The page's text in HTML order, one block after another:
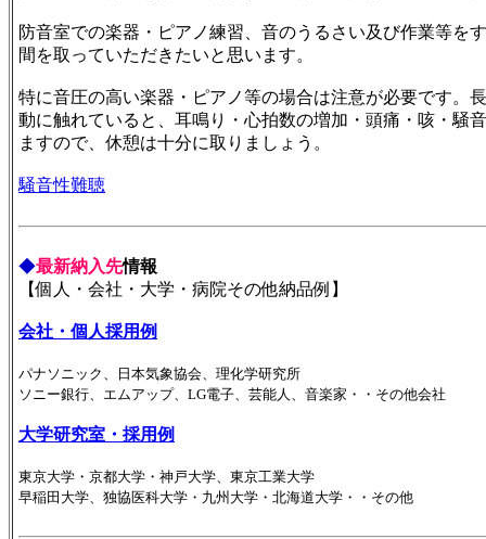
防音室での楽器・ピアノ練習、音のうるさい及び作業等を
間を取っていただきたいと思います。
特に音圧の高い楽器・ピアノ等の場合は注意が必要です。
動に触れていると、耳鳴り・心拍数の増加・頭痛・咳・騒
ますので、休憩は十分に取りましょう。
騒音性難聴
◆最新納入先情報
【個人・会社・大学・病院その他納品例】
会社・個人採用例
パナソニック、日本気象協会、理化学研究所
ソニー銀行、エムアップ、LG電子、芸能人、音楽家・・その他会社
大学研究室・採用例
東京大学・京都大学・神戸大学、東京工業大学
早稲田大学、独協医科大学・九州大学・北海道大学・・その他